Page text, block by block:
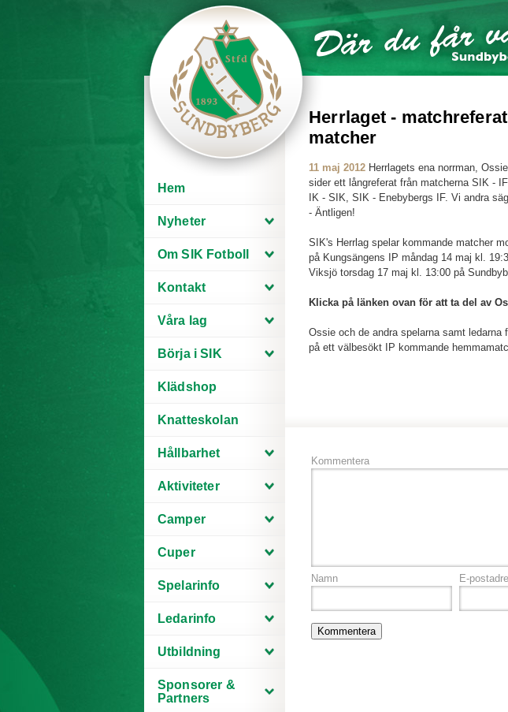
Hem
Nyheter
Om SIK Fotboll
Kontakt
Våra lag
Börja i SIK
Klädshop
Knatteskolan
Hållbarhet
Aktiviteter
Camper
Cuper
Spelarinfo
Ledarinfo
Utbildning
Sponsorer &
Partners
Herrlaget -
matcher
11 maj 2012 Herrlagets ena norrman,
sider ett långreferat från matcherna SIK -
IK - SIK, SIK - Enebybergs IF. Vi andra
- Äntligen!
SIK's Herrlag spelar kommande matcher
på Kungsängens IP måndag 14 maj kl.
Viksjö torsdag 17 maj kl. 13:00 på
Klicka på länken ovan för att ta del av
Ossie och de andra spelarna samt ledarna
på ett välbesökt IP kommande
Kommentera
Namn E-